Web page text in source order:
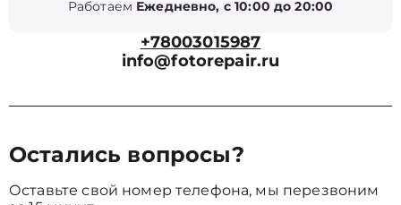
Работаем Ежедневно, с 10:00 до 20:00
+78003015987
info@fotorepair.ru
Остались вопросы?
Оставьте свой номер телефона, мы перезвоним